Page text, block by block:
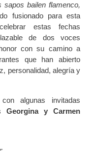
sapos bailen flamenco,
fusionado para esta
estas fechas
de dos voces
con su camino a
que han abierto
personalidad, alegría y
algunas invitadas
Georgina y Carmen